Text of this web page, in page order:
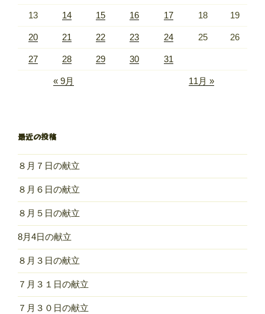
13 14 15 16 17 18 19
20 21 22 23 24 25 26
27 28 29 30 31
« 9月 11月 »
最近の投稿
８月７日の献立
８月６日の献立
８月５日の献立
8月4日の献立
８月３日の献立
７月３１日の献立
７月３０日の献立